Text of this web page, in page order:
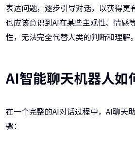
表达问题，逐步引导对话，以获得更
也应该意识到AI在某些主观性、情感
性，无法完全代替人类的判断和理解。
AI智能聊天机器人如
在一个完整的AI对话过程中，AI聊天
骤：